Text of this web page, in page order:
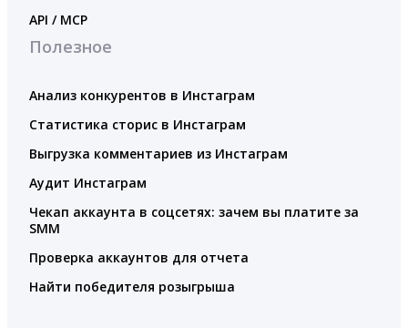
API / MCP
Полезное
Анализ конкурентов в Инстаграм
Статистика сторис в Инстаграм
Выгрузка комментариев из Инстаграм
Аудит Инстаграм
Чекап аккаунта в соцсетях: зачем вы платите за
SMM
Проверка аккаунтов для отчета
Найти победителя розыгрыша